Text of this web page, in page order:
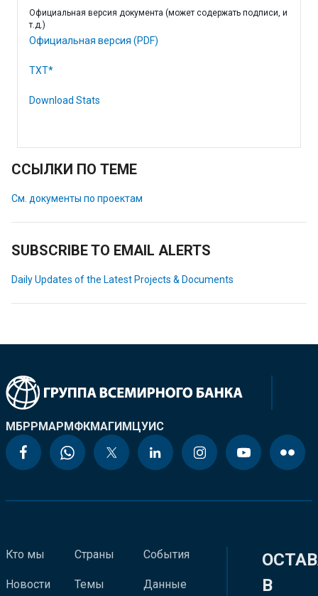
Официальная версия документа (может содержать подписи, и
т.д.)
Официальная версия (PDF)
TXT*
Download Stats
ССЫЛКИ ПО ТЕМЕ
См. документы по проектам
SUBSCRIBE TO EMAIL ALERTS
Daily Updates of the Latest Projects & Documents
МБРРМАРМФКМАГИМЦУИС
Кто мы
Новости
Страны
Темы
События
Данные
В